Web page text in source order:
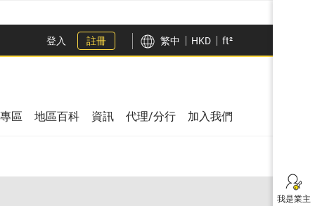
登入 註冊 繁中 HKD ft²
我是業主
區 地區百科 資訊 代理/分行 加入我們